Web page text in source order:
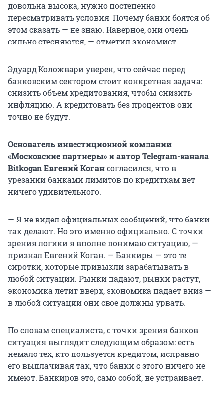
довольна высока, нужно постепенно
пересматривать условия. Почему банки боятся об
этом сказать — не знаю. Наверное, они очень
сильно стесняются, — отметил экономист.
Эдуард Коложвари уверен, что сейчас перед
банковским сектором стоит конкретная задача:
снизить объем кредитования, чтобы снизить
инфляцию. А кредитовать без процентов они
точно не будут.
Основатель инвестиционной компании
«Московские партнеры» и автор Telegram-канала
Bitkogan Евгений Когансогласился, что в
урезании банками лимитов по кредиткам нет
ничего удивительного.
— Я не видел официальных сообщений, что банки
так делают. Но это именно официально. С точки
зрения логики я вполне понимаю ситуацию, —
признал Евгений Коган. — Банкиры — это те
сиротки, которые привыкли зарабатывать в
любой ситуации. Рынки падают, рынки растут,
экономика летит вверх, экономика падает вниз —
в любой ситуации они свое должны урвать.
По словам специалиста, с точки зрения банков
ситуация выглядит следующим образом: есть
немало тех, кто пользуется кредитом, исправно
его выплачивая так, что банки с этого ничего не
имеют. Банкиров это, само собой, не устраивает.